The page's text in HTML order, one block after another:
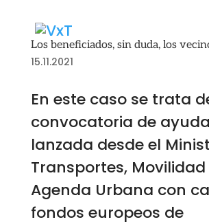
Los beneficiados, sin duda, los
15.11.2021
En este caso se trata
convocatoria de
lanzada desde el
Transportes, Movilidad
Agenda Urbana con
fondos europeos de